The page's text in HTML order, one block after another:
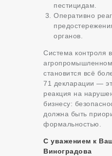
пестицидам.
Оперативно
органов.
Система контроля в
агропромышленном
становится всё
71 декларации —
реакция на
бизнесу:
должна быть
формальностью.
С уважением к
Виноградова